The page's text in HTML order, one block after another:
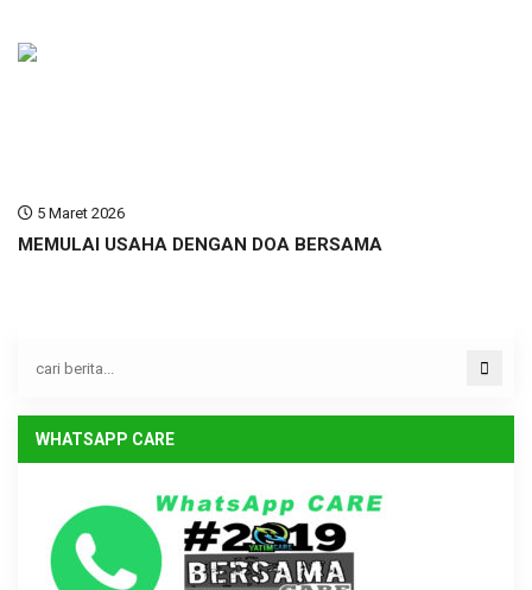
5 Maret 2026
MEMULAI USAHA DENGAN DOA BERSAMA
WHATSAPP CARE